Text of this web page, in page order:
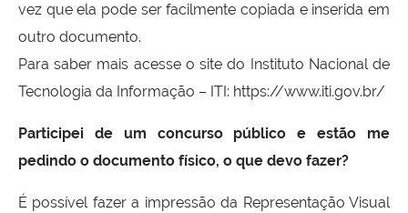
vez que ela pode ser facilmente copiada e inserida em
outro documento.
Para saber mais acesse o site do Instituto Nacional de
Tecnologia da Informação – ITI: https://www.iti.gov.br/
Participei de um concurso público e estão me
pedindo o documento físico, o que devo fazer?
É possível fazer a impressão da Representação Visual